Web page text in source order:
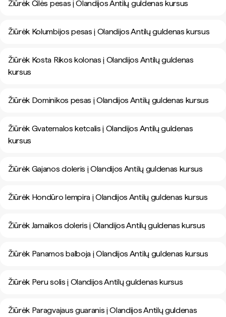
Žiūrėk Čilės pesas į Olandijos Antilų guldenas kursus
Žiūrėk Kolumbijos pesas į Olandijos Antilų guldenas kursus
Žiūrėk Kosta Rikos kolonas į Olandijos Antilų guldenas
kursus
Žiūrėk Dominikos pesas į Olandijos Antilų guldenas kursus
Žiūrėk Gvatemalos ketcalis į Olandijos Antilų guldenas
kursus
Žiūrėk Gajanos doleris į Olandijos Antilų guldenas kursus
Žiūrėk Hondūro lempira į Olandijos Antilų guldenas kursus
Žiūrėk Jamaikos doleris į Olandijos Antilų guldenas kursus
Žiūrėk Panamos balboja į Olandijos Antilų guldenas kursus
Žiūrėk Peru solis į Olandijos Antilų guldenas kursus
Žiūrėk Paragvajaus guaranis į Olandijos Antilų guldenas